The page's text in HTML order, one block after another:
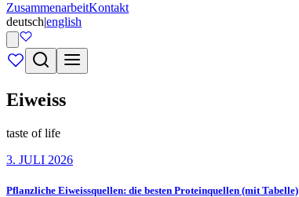
ZusammenarbeitKontakt
deutsch|english
Eiweiss
taste of life
3. JULI 2026
Pflanzliche Eiweissquellen: die besten Proteinquellen (mit Tabelle)